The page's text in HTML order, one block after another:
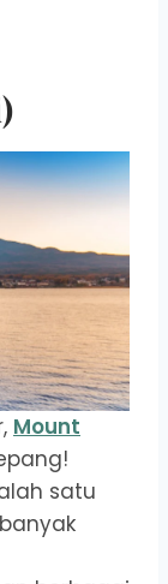
Mount
satu